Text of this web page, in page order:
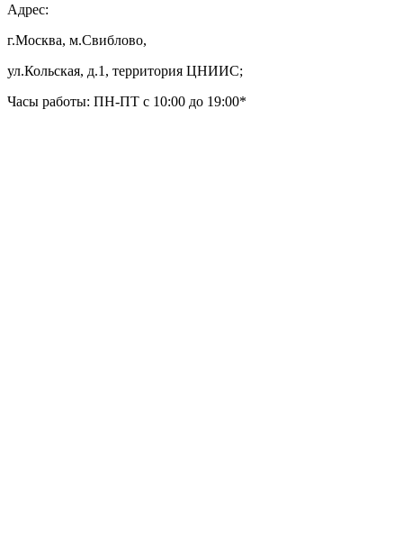
Адрес:
г.Москва, м.Свиблово,
ул.Кольская, д.1, территория ЦНИИС;
Часы работы: ПН-ПТ с 10:00 до 19:00*